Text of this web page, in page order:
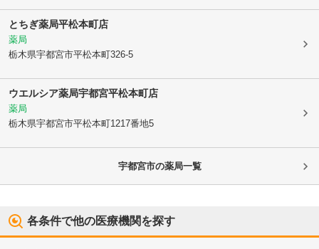
とちぎ薬局平松本町店
薬局
栃木県宇都宮市平松本町326-5
ウエルシア薬局宇都宮平松本町店
薬局
栃木県宇都宮市平松本町1217番地5
宇都宮市の薬局一覧
各条件で他の医療機関を探す